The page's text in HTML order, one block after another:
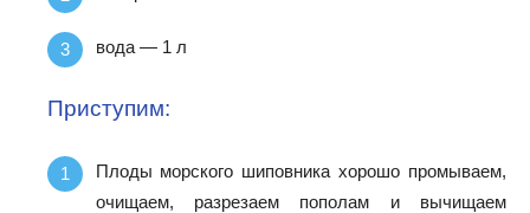
вода — 1 л
Приступим:
Плоды морского шиповника хорошо промываем,
очищаем, разрезаем пополам и вычищаем